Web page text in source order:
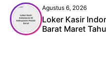
Agustus 6, 2026
Loker Kasir
Barat Maret